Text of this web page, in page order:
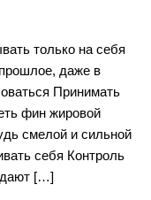
только на себя
даже в
Принимать
фин жировой
смелой и сильной
себя Контроль
[…]